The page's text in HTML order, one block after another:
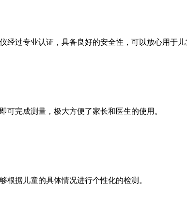
过专业认证，具备良好的安全性，可以放心用于儿
完成测量，极大方便了家长和医生的使用。
据儿童的具体情况进行个性化的检测。